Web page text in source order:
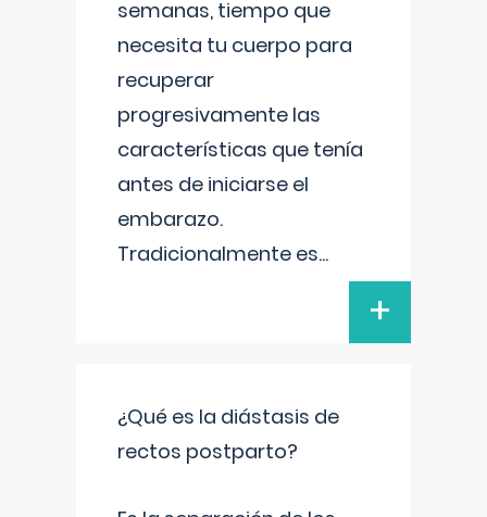
semanas, tiempo que
necesita tu cuerpo para
recuperar
progresivamente las
características que tenía
antes de iniciarse el
embarazo.
Tradicionalmente es...
+
¿Qué es la diástasis de
rectos postparto?